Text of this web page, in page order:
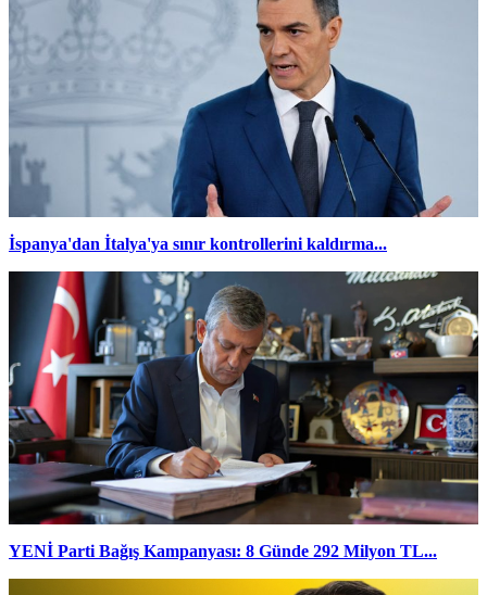
İspanya'dan İtalya'ya sınır kontrollerini kaldırma...
YENİ Parti Bağış Kampanyası: 8 Günde 292 Milyon TL...